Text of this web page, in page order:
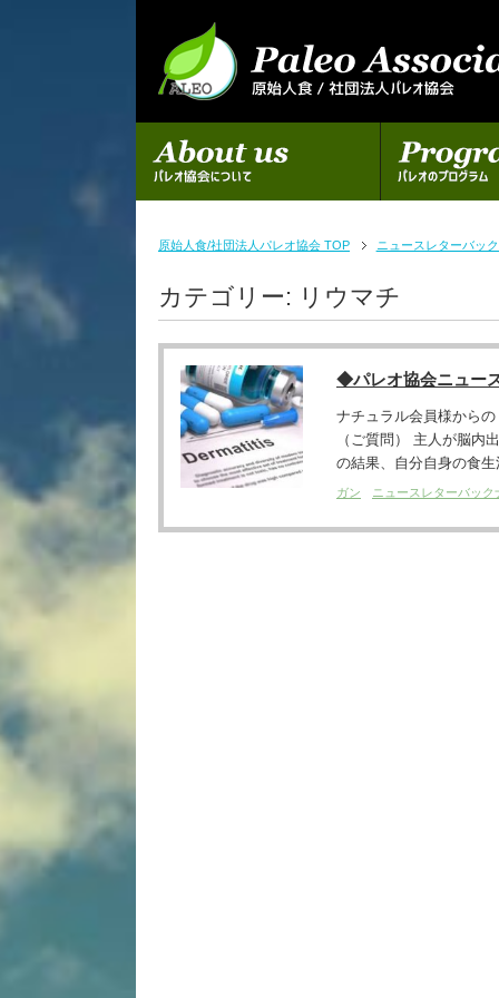
初めての方へ パレオのプログラム
原始人食/社団法人パレオ協会 TOP ニュースレターバッ
カテゴリー: リウマチ
◆パレオ協会ニュー
ナチュラル会員様から
（ご質問） 主人が脳
の結果、自分自身の食
ガン ニュースレターバック